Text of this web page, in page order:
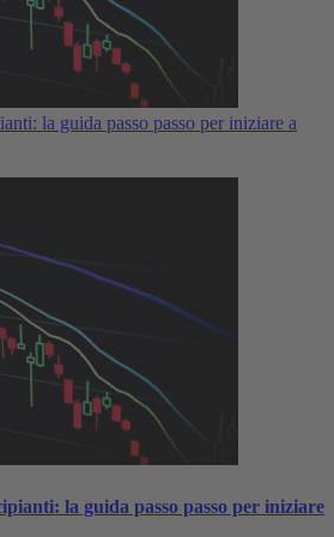
la guida passo passo per iniziare a
la guida passo passo per iniziare